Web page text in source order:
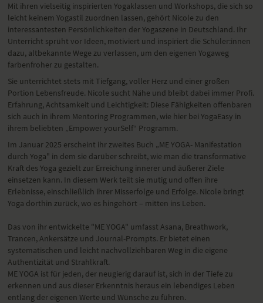
Mit ihren vielseitig inspirierten Yogaklassen und Workshops, die sich so
leicht keinem Yogastil zuordnen lassen, gehört Nicole zu den
interessantesten Persönlichkeiten der Yogaszene in Deutschland. Ihr
Unterricht sprüht vor Ideen, motiviert und inspiriert die Schüler:innen
dazu, altbekannte Wege zu verlassen, um den eigenen Yogaweg
farbenfroher zu gestalten.
Sie unterrichtet stets mit Tiefgang, voller Herz und einer großen
Portion Lebensfreude. Nicole sucht Nähe und bleibt dabei immer Profi.
Erfahrung, Achtsamkeit und Leichtigkeit: Diese Fähigkeiten offenbaren
sich auch in ihrem Mentoring Programmen, wie hier bei YogaEasy in
ihrem beliebten „Empower yourSelf“ Programm.
Im Januar 2025 erscheint ihr zweites Buch „ME YOGA- Manifestation
durch Yoga" in dem sie darüber schreibt, wie man die transformative
Kraft des Yoga gezielt zur Erreichung innerer und äußerer Ziele
einsetzen kann. In diesem Werk teilt sie mutig und offen ihre
Erlebnisse, einschließlich ihrer Misserfolge und Erfolge. Nicole bringt
Yoga dorthin zurück, wo es hingehört – mitten ins Leben.
Das von ihr entwickelte "ME YOGA" umfasst Asana, Breathwork,
Trancen, Ankersätze und Journal-Prompts. Er bietet einen
systematischen und leicht nachvollziehbaren Weg in die eigene
Authentizität und Strahlkraft.
ME YOGA ist für jeden, der neugierig darauf ist, sich in der Tiefe zu
erkennen und aus dieser Erkenntnis heraus ein lebendiges Leben
entlang der eigenen Werte und Wünsche zu führen.